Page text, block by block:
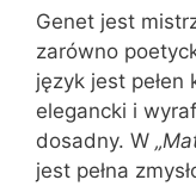
Genet jest
zarówno
język jest
elegancki i
dosadny. W
jest pełna